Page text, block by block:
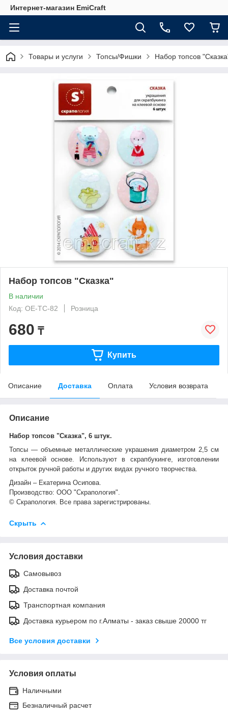
Интернет-магазин EmiCraft
Товары и услуги Топсы/Фишки Набор топсов
Набор топсов "Сказка"
В наличии
Код: ОЕ-ТС-82
Розница
680 ₸
Купить
Описание Доставка Оплата Условия возврата
Описание
Набор топсов "Сказка", 6 штук.
Топсы ― объемные металлические украшения диаметром 2,5 см
на клеевой основе. Используют в скрапбукинге, изготовлении
открыток ручной работы и других видах ручного творчества.
Дизайн – Екатерина Осипова.
Производство: ООО "Скрапология".
© Скрапология. Все права зарегистрированы.
Скрыть
Условия доставки
Самовывоз
Доставка почтой
Транспортная компания
Доставка курьером по г.Алматы - заказ свыше 20000 тг
Все условия доставки
Условия оплаты
Наличными
Безналичный расчет